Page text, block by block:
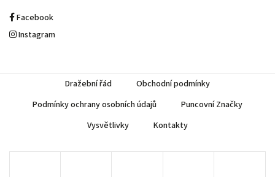
Facebook
Instagram
Dražební řád
Obchodní podmínky
Podmínky ochrany osobních údajů
Puncovní Značky
Vysvětlivky
Kontakty